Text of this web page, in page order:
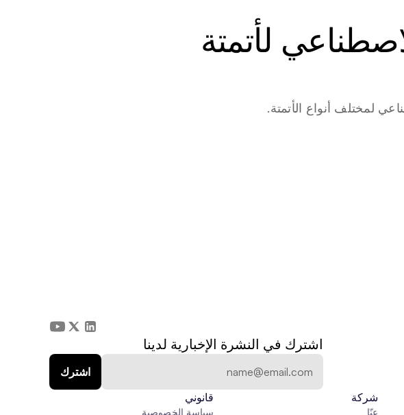
لمختلف أنواع الأتمتة.
اشترك في النشرة الإخبارية لدينا
شركة
عنّا
قانوني
سياسة الخصوصية